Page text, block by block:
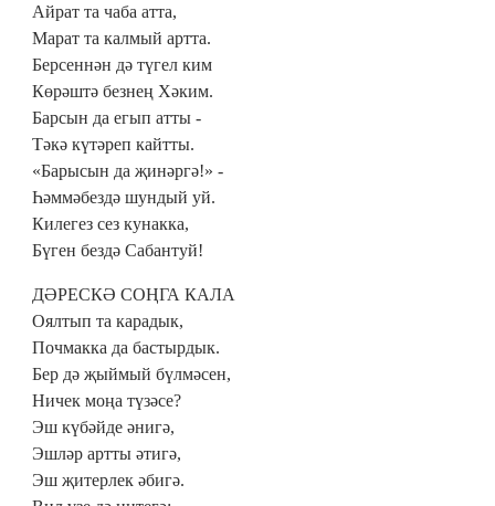
Айрат та чаба атта,
Марат та калмый артта.
Берсеннән дә түгел ким
Көрәштә безнең Хәким.
Барсын да егып атты -
Тәкә күтәреп кайтты.
«Барысын да җинәргә!» -
Һәммәбездә шундый уй.
Килегез сез кунакка,
Бүген бездә Сабантуй!
ДӘРЕСКӘ СОҢГА КАЛА
Оялтып та карадык,
Почмакка да бастырдык.
Бер дә җыймый бүлмәсен,
Ничек моңа түзәсе?
Эш күбәйде әнигә,
Эшләр артты әтигә,
Эш җитерлек әбигә.